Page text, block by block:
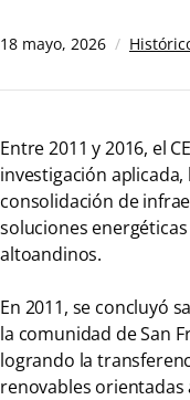
18 mayo, 2026
Entre 2011 y 2016, el
investigación
consolidación de
soluciones
altoandinos.
En 2011, se concluyó
la comunidad de San
logrando la
renovables